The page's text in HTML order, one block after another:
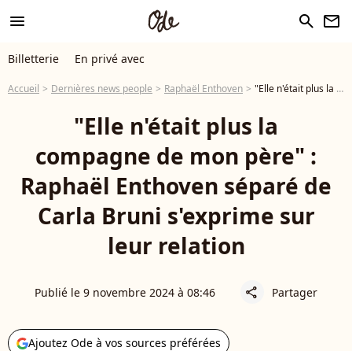
menu search newsletter
Billetterie En privé avec
Accueil Dernières news people Raphaël Enthoven "Elle n'était plus la compagne de mon père" : Raphaël Enthoven séparé de Carla Bruni s'exprime sur leur relation
"Elle n'était plus la
compagne de mon père" :
Raphaël Enthoven séparé de
Carla Bruni s'exprime sur
leur relation
Publié le 9 novembre 2024 à 08:46 share Partager
Ajoutez Ode à vos sources préférées